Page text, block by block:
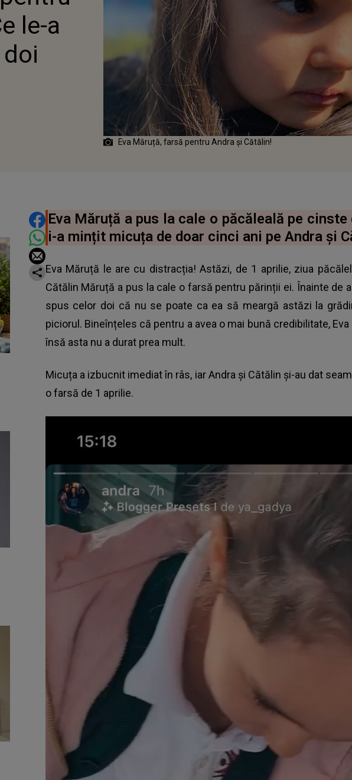
le-a
Eva Măruță, farsă pentru Andra și Cătălin!
DISTRIBUIE ARTICOLUL
Eva Măruță a pus la cale o păcăleală pe cinste
i-a mințit micuța de doar cinci ani pe Andra și
Eva Măruță le are cu distracția! Astăzi, de 1 aprilie, ziua
Cătălin Măruță a pus la cale o farsă pentru părinții ei. Înainte de
spus celor doi că nu se poate ca ea să meargă astăzi la
piciorul. Bineînțeles că pentru a avea o mai bună credibilitate,
însă asta nu a durat prea mult.
Micuța a izbucnit imediat în râs, iarAndra și Cătălin și-au dat
o farsă de 1 aprilie.